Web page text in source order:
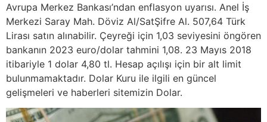
Avrupa Merkez Bankası’ndan enflasyon uyarısı. Anel İş
Merkezi Saray Mah. Döviz Al​/Sat​Şifre Al. 507,64 Türk
Lirası satın alınabilir. Çeyreği için 1,03 seviyesini öngören
bankanın 2023 euro/dolar tahmini 1,08. 23 Mayıs 2018
itibariyle 1 dolar 4,80 tl. ​​Hesap açılışı için bir alt limit
bulunmamaktadır. Dolar Kuru ile ilgili en güncel
gelişmeleri ve haberleri sitemizin Dolar.